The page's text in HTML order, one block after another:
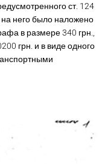
ст. 124
него было наложено
в размере 340 грн.,
грн. и в виде одного